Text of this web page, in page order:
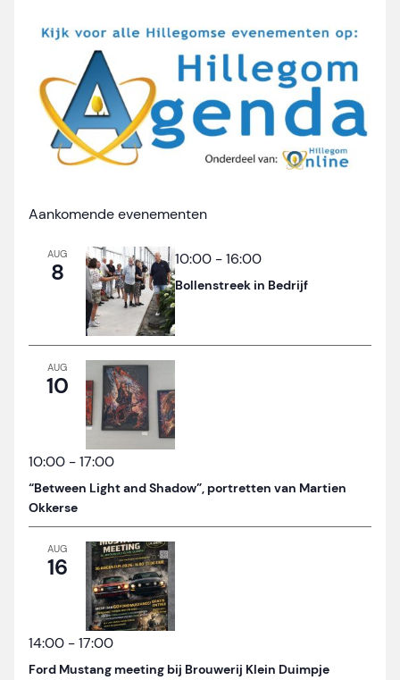
Aankomende evenementen
AUG
8 10:00 -16:00
Bollenstreek in Bedrijf
AUG
10
10:00 -17:00
“Between Light and Shadow”, portretten van Martien
Okkerse
AUG
16
14:00 -17:00
Ford Mustang meeting bij Brouwerij Klein Duimpje